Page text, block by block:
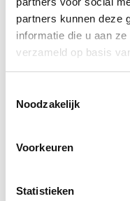
partners kunnen deze
informatie die u aan
verzameld op basis
Noodzakelijk
Voorkeuren
Statistieken
Beschikbaar
Levertijd: 3-6